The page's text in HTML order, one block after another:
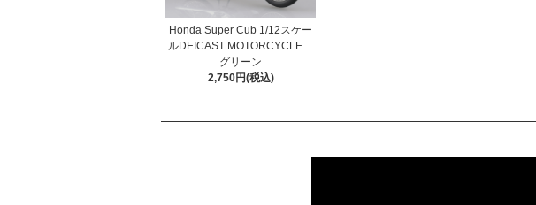
Honda Super Cub 1/12スケー
ルDEICAST MOTORCYCLE
グリーン
2,750円(税込)